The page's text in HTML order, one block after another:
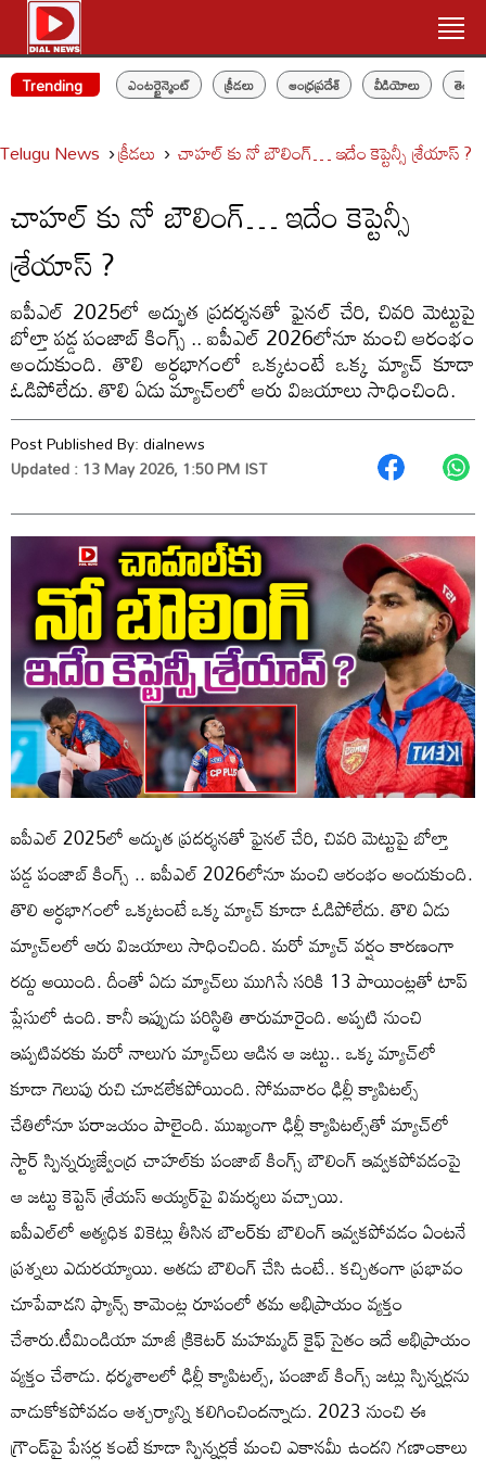
Trending ఎంటర్టైన్మెంట్ క్రీడలు ఆంధ్రప్రదేశ్ వీడియోలు
Telugu News క్రీడలు చాహల్ కు నో బౌలింగ్… ఇదేం కెప్టెన్సీ శ్రేయాస్ ?
చాహల్ కు నో బౌలింగ్… ఇదేం కెప్టెన్సీ
శ్రేయాస్ ?
ఐపీఎల్ 2025లో అద్భుత ప్రదర్శనతో ఫైనల్ చేరి, చివరి మెట్టుపై
బోల్తా పడ్డ పంజాబ్ కింగ్స్ .. ఐపీఎల్ 2026లోనూ మంచి ఆరంభం
అందుకుంది. తొలి అర్ధభాగంలో ఒక్కటంటే ఒక్క మ్యాచ్ కూడా
ఓడిపోలేదు. తొలి ఏడు మ్యాచ్‌లలో ఆరు విజయాలు సాధించింది.
Post Published By:dialnews
Updated : 13 May 2026, 1:50 PM IST
ఐపీఎల్ 2025లో అద్భుత ప్రదర్శనతో ఫైనల్ చేరి, చివరి మెట్టుపై బోల్తా
పడ్డ పంజాబ్ కింగ్స్ .. ఐపీఎల్ 2026లోనూ మంచి ఆరంభం అందుకుంది.
తొలి అర్ధభాగంలో ఒక్కటంటే ఒక్క మ్యాచ్ కూడా ఓడిపోలేదు. తొలి ఏడు
మ్యాచ్‌లలో ఆరు విజయాలు సాధించింది. మరో మ్యాచ్ వర్షం కారణంగా
రద్దు అయింది. దీంతో ఏడు మ్యాచ్‌లు ముగిసే సరికి 13 పాయింట్లతో టాప్‌
ప్లేసులో ఉంది. కానీ ఇప్పుడు పరిస్థితి తారుమారైంది. అప్పటి నుంచి
ఇప్పటివరకు మరో నాలుగు మ్యాచ్‌లు ఆడిన ఆ జట్టు.. ఒక్క మ్యాచ్‌లో
కూడా గెలుపు రుచి చూడలేకపోయింది. సోమవారం ఢిల్లీ క్యాపిటల్స్
చేతిలోనూ పరాజయం పాలైంది. ముఖ్యంగా ఢిల్లీ క్యాపిటల్స్‌తో మ్యాచ్‌లో
స్టార్ స్పిన్నర్యుజ్వేంద్ర చాహల్‌కు పంజాబ్ కింగ్స్‌ బౌలింగ్ ఇవ్వకపోవడంపై
ఆ జట్టు కెప్టెన్ శ్రేయస్ అయ్యర్‌పై విమర్శలు వచ్చాయి.
ఐపీఎల్‌లో అత్యధిక వికెట్లు తీసిన బౌలర్‌కు బౌలింగ్‌ ఇవ్వకపోవడం ఏంటనే
ప్రశ్నలు ఎదురయ్యాయి. అతడు బౌలింగ్ చేసి ఉంటే.. కచ్చితంగా ప్రభావం
చూపేవాడని ఫ్యాన్స్ కామెంట్ల రూపంలో తమ అభిప్రాయం వ్యక్తం
చేశారు.టీమిండియా మాజీ క్రికెటర్ మహమ్మద్ కైఫ్ సైతం ఇదే అభిప్రాయం
వ్యక్తం చేశాడు. ధర్మశాలలో ఢిల్లీ క్యాపిటల్స్‌, పంజాబ్‌ కింగ్స్‌ జట్లు స్పిన్నర్లను
వాడుకోకపోవడం ఆశ్చర్యాన్ని కలిగించిందన్నాడు. 2023 నుంచి ఈ
గ్రౌండ్‌పై పేసర్ల కంటే కూడా స్పిన్నర్లకే మంచి ఎకానమీ ఉందని గణాంకాలు